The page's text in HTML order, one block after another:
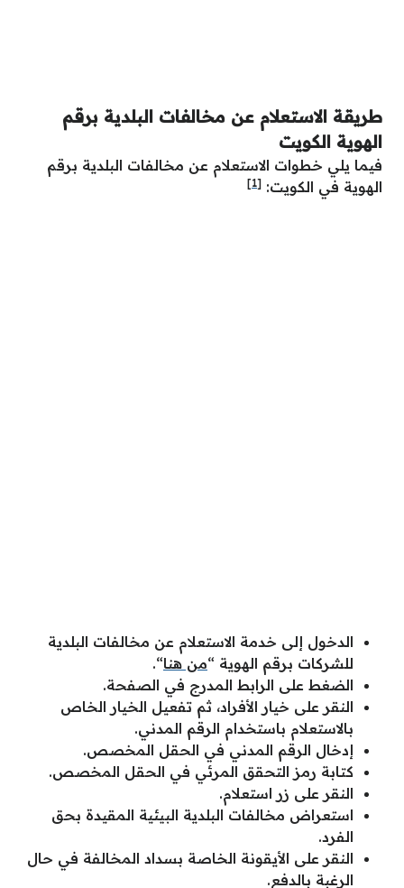
طريقة الاستعلام عن مخالفات البلدية برقم
الهوية الكويت
فيما يلي خطوات الاستعلام عن مخالفات البلدية برقم
الهوية في الكويت: [1]
الدخول إلى خدمة الاستعلام عن مخالفات البلدية
للشركات برقم الهوية “من هنا“.
الضغط على الرابط المدرج في الصفحة.
النقر على خيار الأفراد، ثم تفعيل الخيار الخاص
بالاستعلام باستخدام الرقم المدني.
إدخال الرقم المدني في الحقل المخصص.
كتابة رمز التحقق المرئي في الحقل المخصص.
النقر على زر استعلام.
استعراض مخالفات البلدية البيئية المقيدة بحق
الفرد.
النقر على الأيقونة الخاصة بسداد المخالفة في حال
الرغبة بالدفع.